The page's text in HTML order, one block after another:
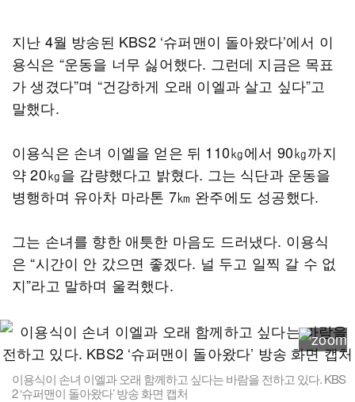
지난 4월 방송된 KBS2 ‘슈퍼맨이 돌아왔다’에서 이
용식은 “운동을 너무 싫어했다. 그런데 지금은 목표
가 생겼다”며 “건강하게 오래 이엘과 살고 싶다”고
말했다.
이용식은 손녀 이엘을 얻은 뒤 110㎏에서 90㎏까지
약 20㎏을 감량했다고 밝혔다. 그는 식단과 운동을
병행하며 유아차 마라톤 7㎞ 완주에도 성공했다.
그는 손녀를 향한 애틋한 마음도 드러냈다. 이용식
은 “시간이 안 갔으면 좋겠다. 널 두고 일찍 갈 수 없
지”라고 말하며 울컥했다.
이용식이 손녀 이엘과 오래 함께하고 싶다는 바람을 전하고 있다. KBS
2 ‘슈퍼맨이 돌아왔다’ 방송 화면 캡처